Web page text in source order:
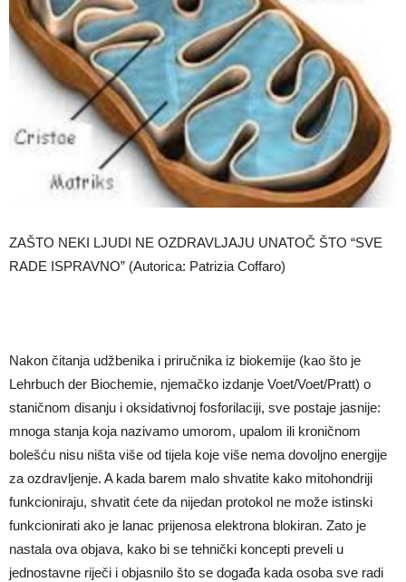
ZAŠTO NEKI LJUDI NE OZDRAVLJAJU UNATOČ ŠTO “SVE
RADE ISPRAVNO” (Autorica: Patrizia Coffaro)
Nakon čitanja udžbenika i priručnika iz biokemije (kao što je
Lehrbuch der Biochemie, njemačko izdanje Voet/Voet/Pratt) o
staničnom disanju i oksidativnoj fosforilaciji, sve postaje jasnije:
mnoga stanja koja nazivamo umorom, upalom ili kroničnom
bolešću nisu ništa više od tijela koje više nema dovoljno energije
za ozdravljenje. A kada barem malo shvatite kako mitohondriji
funkcioniraju, shvatit ćete da nijedan protokol ne može istinski
funkcionirati ako je lanac prijenosa elektrona blokiran. Zato je
nastala ova objava, kako bi se tehnički koncepti preveli u
jednostavne riječi i objasnilo što se događa kada osoba sve radi